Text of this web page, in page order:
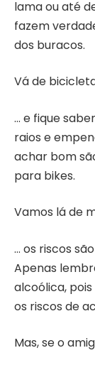
lama ou até
fazem
dos buracos.
Vá de
… e fique
raios e
achar bom
para bikes.
Vamos lá de
… os riscos
Apenas
alcoólica,
os riscos de
Mas, se o